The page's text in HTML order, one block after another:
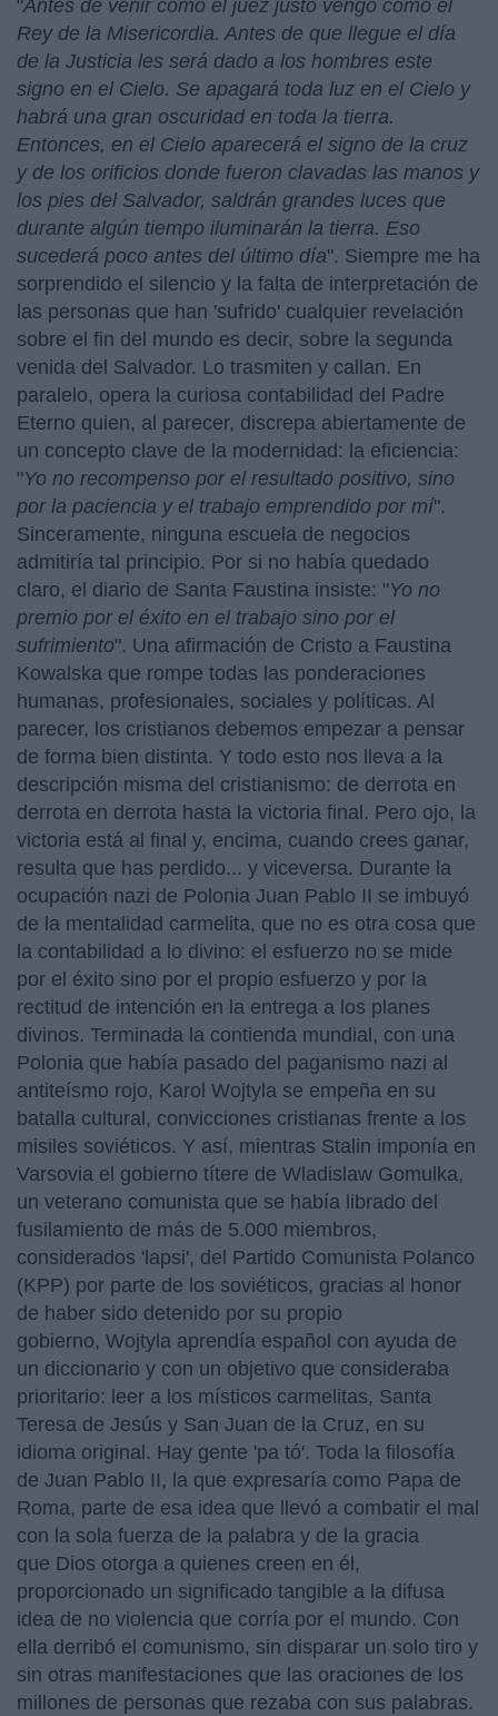
"Antes de venir como el juez justo vengo como el
Rey de la Misericordia. Antes de que llegue el día
de la Justicia les será dado a los hombres este
signo en el Cielo. Se apagará toda luz en el Cielo y
habrá una gran oscuridad en toda la tierra.
Entonces, en el Cielo aparecerá el signo de la cruz
y de los orificios donde fueron clavadas las manos y
los pies del Salvador, saldrán grandes luces que
durante algún tiempo iluminarán la tierra. Eso
sucederá poco antes del último día". Siempre me ha
sorprendido el silencio y la falta de interpretación de
las personas que han 'sufrido' cualquier revelación
sobre el fin del mundo es decir, sobre la segunda
venida del Salvador. Lo trasmiten y callan. En
paralelo, opera la curiosa contabilidad del Padre
Eterno quien, al parecer, discrepa abiertamente de
un concepto clave de la modernidad: la eficiencia:
"Yo no recompenso por el resultado positivo, sino
por la paciencia y el trabajo emprendido por mí".
Sinceramente, ninguna escuela de negocios
admitiría tal principio. Por si no había quedado
claro, el diario de Santa Faustina insiste: "Yo no
premio por el éxito en el trabajo sino por el
sufrimiento". Una afirmación de Cristo a Faustina
Kowalska que rompe todas las ponderaciones
humanas, profesionales, sociales y políticas. Al
parecer, los cristianos debemos empezar a pensar
de forma bien distinta. Y todo esto nos lleva a la
descripción misma del cristianismo: de derrota en
derrota en derrota hasta la victoria final. Pero ojo, la
victoria está al final y, encima, cuando crees ganar,
resulta que has perdido... y viceversa. Durante la
ocupación nazi de Polonia Juan Pablo II se imbuyó
de la mentalidad carmelita, que no es otra cosa que
la contabilidad a lo divino: el esfuerzo no se mide
por el éxito sino por el propio esfuerzo y por la
rectitud de intención en la entrega a los planes
divinos. Terminada la contienda mundial, con una
Polonia que había pasado del paganismo nazi al
antiteísmo rojo, Karol Wojtyla se empeña en su
batalla cultural, convicciones cristianas frente a los
misiles soviéticos. Y así, mientras Stalin imponía en
Varsovia el gobierno títere de Wladislaw Gomulka,
un veterano comunista que se había librado del
fusilamiento de más de 5.000 miembros,
considerados 'lapsi', del Partido Comunista Polanco
(KPP) por parte de los soviéticos, gracias al honor
de haber sido detenido por su propio
gobierno, Wojtyla aprendía español con ayuda de
un diccionario y con un objetivo que consideraba
prioritario: leer a los místicos carmelitas, Santa
Teresa de Jesús y San Juan de la Cruz, en su
idioma original. Hay gente 'pa tó'. Toda la filosofía
de Juan Pablo II, la que expresaría como Papa de
Roma, parte de esa idea que llevó a combatir el mal
con la sola fuerza de la palabra y de la gracia
que Dios otorga a quienes creen en él,
proporcionado un significado tangible a la difusa
idea de no violencia que corría por el mundo. Con
ella derribó el comunismo, sin disparar un solo tiro y
sin otras manifestaciones que las oraciones de los
millones de personas que rezaba con sus palabras.